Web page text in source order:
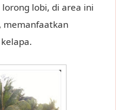
lobi, di area ini
memanfaatkan